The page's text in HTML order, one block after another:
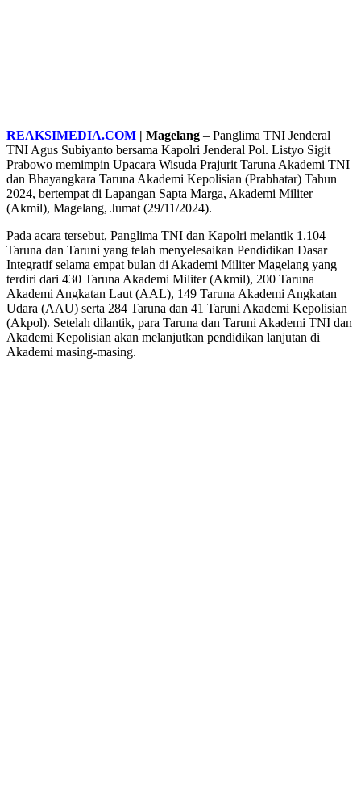
REAKSIMEDIA.COM | Magelang – Panglima TNI Jenderal
TNI Agus Subiyanto bersama Kapolri Jenderal Pol. Listyo Sigit
Prabowo memimpin Upacara Wisuda Prajurit Taruna Akademi TNI
dan Bhayangkara Taruna Akademi Kepolisian (Prabhatar) Tahun
2024, bertempat di Lapangan Sapta Marga, Akademi Militer
(Akmil), Magelang, Jumat (29/11/2024).
Pada acara tersebut, Panglima TNI dan Kapolri melantik 1.104
Taruna dan Taruni yang telah menyelesaikan Pendidikan Dasar
Integratif selama empat bulan di Akademi Militer Magelang yang
terdiri dari 430 Taruna Akademi Militer (Akmil), 200 Taruna
Akademi Angkatan Laut (AAL), 149 Taruna Akademi Angkatan
Udara (AAU) serta 284 Taruna dan 41 Taruni Akademi Kepolisian
(Akpol). Setelah dilantik, para Taruna dan Taruni Akademi TNI dan
Akademi Kepolisian akan melanjutkan pendidikan lanjutan di
Akademi masing-masing.